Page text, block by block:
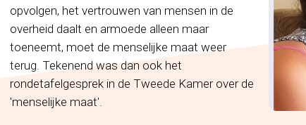
opvolgen, het vertrouwen van mensen in de
overheid daalt en armoede alleen maar
toeneemt, moet de menselijke maat weer
terug. Tekenend was dan ook het
rondetafelgesprek in de Tweede Kamer over de
'menselijke maat'.